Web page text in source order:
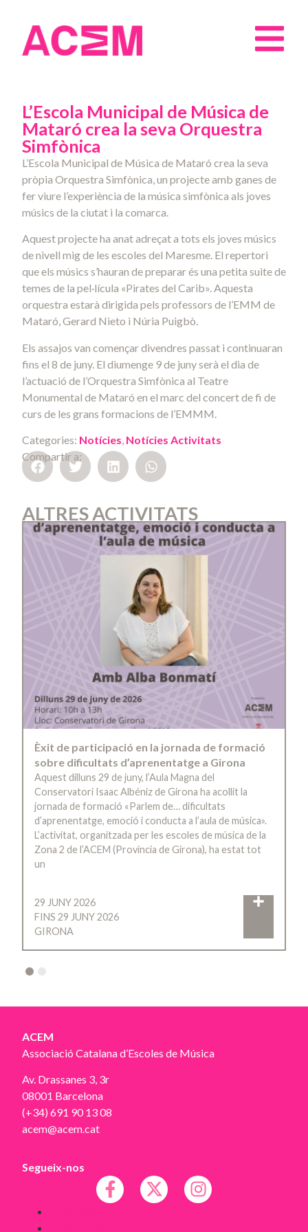
L’Escola Municipal de Música de
Mataró crea la seva Orquestra
Simfònica
L’Escola Municipal de Música de Mataró crea la seva
pròpia Orquestra Simfònica, un projecte amb ganes de
fer viure l’experiència de la música simfònica als joves
músics de la ciutat i la comarca.
Aquest projecte ha anat adreçat a tots els joves músics
de nivell mig de les escoles del Maresme. El repertori
que els músics s’hauran de preparar és una petita suite de
temes de la pel·lícula «Pirates del Carib». Aquesta
orquestra estarà dirigida pels professors de l’EMM de
Mataró, Gerard Nieto i Núria Puigbò.
Els assajos van començar divendres passat i continuaran
fins el 8 de juny. El diumenge 9 de juny serà el dia de
l’actuació de l’Orquestra Simfònica al Teatre
Monumental de Mataró en el marc del concert de fi de
curs de les grans formacions de l’EMMM.
Categories: Notícies, Notícies Activitats
Compartir a:
ALTRES ACTIVITATS
Èxit de participació en la jornada de formació
sobre dificultats d’aprenentatge a Girona
Aquest dilluns 29 de juny, l’Aula Magna del
Conservatori Isaac Albéniz de Girona ha acollit la
jornada de formació «Parlem de… dificultats
d’aprenentatge, emoció i conducta a l’aula de música».
L’activitat, organitzada per les escoles de música de la
Zona 2 de l’ACEM (Província de Girona), ha estat tot
un
29 JUNY 2026
FINS 29 JUNY 2026
GIRONA
ACEM
Associació Catalana d’Escoles de Música
Av. Drassanes 3, 3r
08001 Barcelona
(+34) 691 90 13 08
acem@acem.cat
Segueix-nos